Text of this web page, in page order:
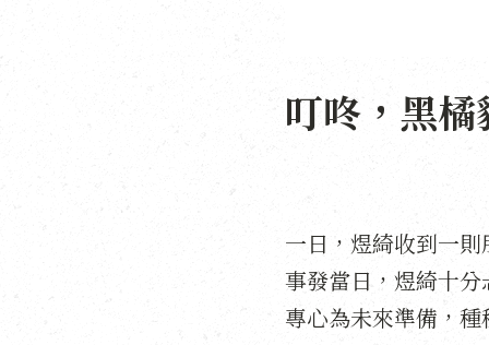
叮咚，黑
一日，煜綺收到一
事發當日，煜綺十
專心為未來準備，